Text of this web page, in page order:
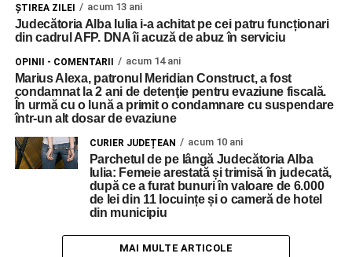
ŞTIREA ZILEI acum 13 ani
Judecătoria Alba Iulia i-a achitat pe cei patru funcționari
din cadrul AFP. DNA îi acuză de abuz în serviciu
OPINII - COMENTARII acum 14 ani
Marius Alexa, patronul Meridian Construct, a fost
condamnat la 2 ani de detenţie pentru evaziune fiscală.
În urmă cu o lună a primit o condamnare cu suspendare
într-un alt dosar de evaziune
CURIER JUDEȚEAN acum 10 ani
Parchetul de pe lângă Judecătoria Alba
Iulia: Femeie arestată și trimisă în judecată,
după ce a furat bunuri în valoare de 6.000
de lei din 11 locuințe și o cameră de hotel
din municipiu
MAI MULTE ARTICOLE